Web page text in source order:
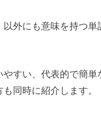
以外にも意味を持つ
すい、代表的で簡単
同時に紹介します。